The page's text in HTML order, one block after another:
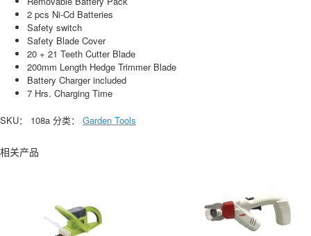
2 pcs Ni-Cd Batteries
Safety switch
Safety Blade Cover
20 + 21 Teeth Cutter Blade
200mm Length Hedge Trimmer Blade
Battery Charger included
7 Hrs. Charging Time
SKU： 108a 分类： Garden Tools
相关产品